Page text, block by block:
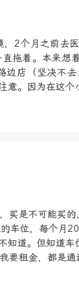
2个月之前去
拖着。本来想
边店（坚决不
意。因为在这
买是不可能买
车位，每个月
道。但知道
要租金，都是